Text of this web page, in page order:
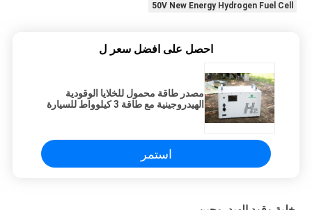
50V New Energy Hydrogen Fuel Cell
احصل على افضل سعر ل
مصدر طاقة محمول للخلايا الوقودية
الهيدروجينية مع طاقة 3 كيلوواط للسيارة
استمر